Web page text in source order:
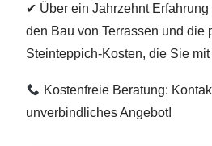
✔ Über ein Jahrzehnt
den Bau von Terrassen und
Steinteppich-Kosten, die Sie
Kostenfreie Beratung:
unverbindliches Angebot!